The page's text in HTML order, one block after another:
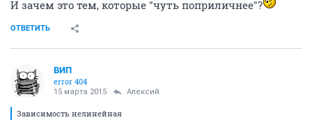
И зачем это тем, которые "чуть поприличнее"?
ОТВЕТИТЬ
ВИП
error 404
15 марта 2015 Алексий
Зависимость нелинейная